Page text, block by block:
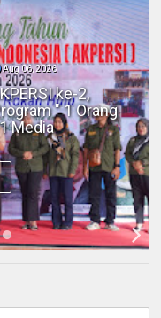
Aug 06, 2026
Inhil dan
Tangani